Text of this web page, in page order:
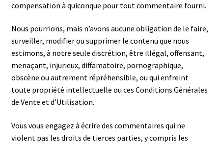
compensation à quiconque pour tout commentaire fourni.
Nous pourrions, mais n’avons aucune obligation de le faire,
surveiller, modifier ou supprimer le contenu que nous
estimons, à notre seule discrétion, être illégal, offensant,
menaçant, injurieux, diffamatoire, pornographique,
obscène ou autrement répréhensible, ou qui enfreint
toute propriété intellectuelle ou ces Conditions Générales
de Vente et d’Utilisation.
Vous vous engagez à écrire des commentaires qui ne
violent pas les droits de tierces parties, y compris les